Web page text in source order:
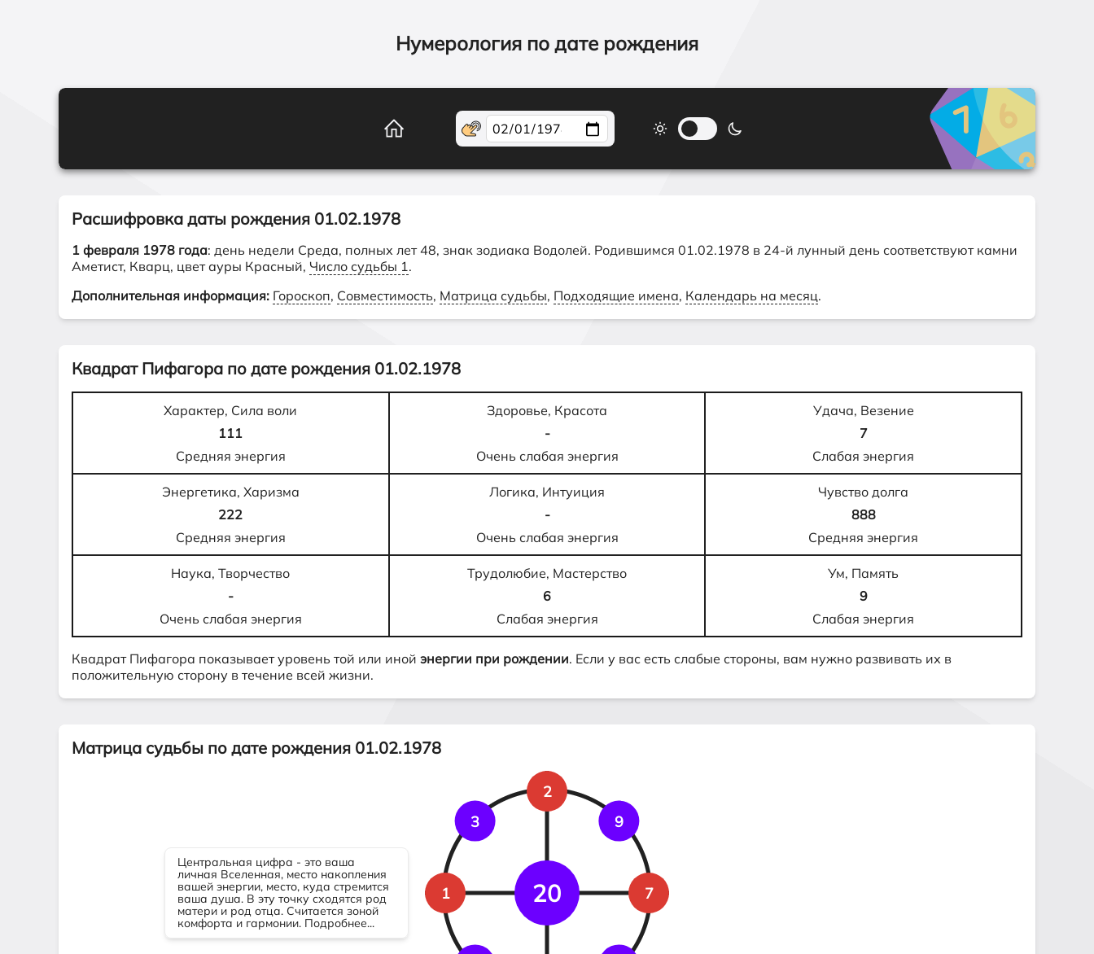
Нумерология по дате рождения
Расшифровка даты рождения 01.02.1978
1 февраля 1978 года: день недели Среда, полных лет 48, знак зодиака Водолей. Родившимся 01.02.1978 в 24-й лунный день соответствуют камни
Аметист, Кварц, цвет ауры Красный, Число судьбы 1.
Дополнительная информация: Гороскоп, Совместимость, Матрица судьбы, Подходящие имена, Календарь на месяц.
Квадрат Пифагора по дате рождения 01.02.1978
Характер, Сила воли
111
Средняя энергия
Здоровье, Красота
-
Очень слабая энергия
Удача, Везение
7
Слабая энергия
Энергетика, Харизма
222
Средняя энергия
Логика, Интуиция
-
Очень слабая энергия
Чувство долга
888
Средняя энергия
Наука, Творчество
-
Очень слабая энергия
Трудолюбие, Мастерство
6
Слабая энергия
Ум, Память
9
Слабая энергия
Квадрат Пифагора показывает уровень той или иной энергии при рождении. Если у вас есть слабые стороны, вам нужно развивать их в
положительную сторону в течение всей жизни.
Матрица судьбы по дате рождения 01.02.1978
1
2
7
3 9
20